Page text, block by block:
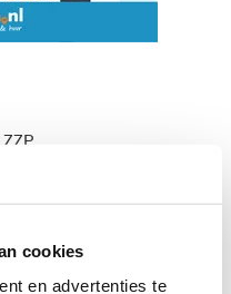
cookies
en advertenties te